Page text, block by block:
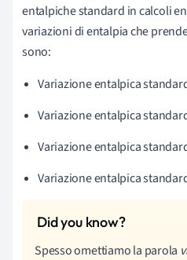
entalpiche standard in calcoli
variazioni di entalpia che
sono:
Variazione entalpica
Variazione entalpica
Variazione entalpica
Variazione entalpica
Spesso omettiamo la parola